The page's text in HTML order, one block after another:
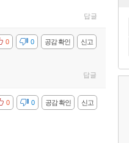
답글
신고
공감 확인
공감 0
0
답글
신고
공감 확인
공감 0
0